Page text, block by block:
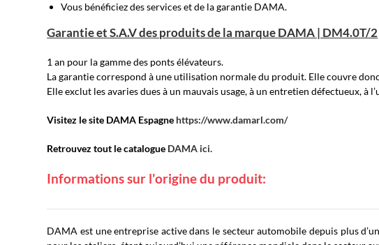
Vous bénéficiez des services et de la garantie DAMA.
Garantie et S.A.V des produits de la marque DAMA | DM4.0T/2
1 an pour la gamme des ponts élévateurs.
La garantie correspond à une utilisation normale du produit. Elle couvre
Elle exclut les avaries dues à un mauvais usage, à un entretien défectueux, à
Visitez le site DAMA Espagne https://www.damarl.com/
Retrouvez tout le catalogue DAMA ici.
Informations sur l'origine du produit:
DAMA est une entreprise active dans le secteur automobile depuis plus